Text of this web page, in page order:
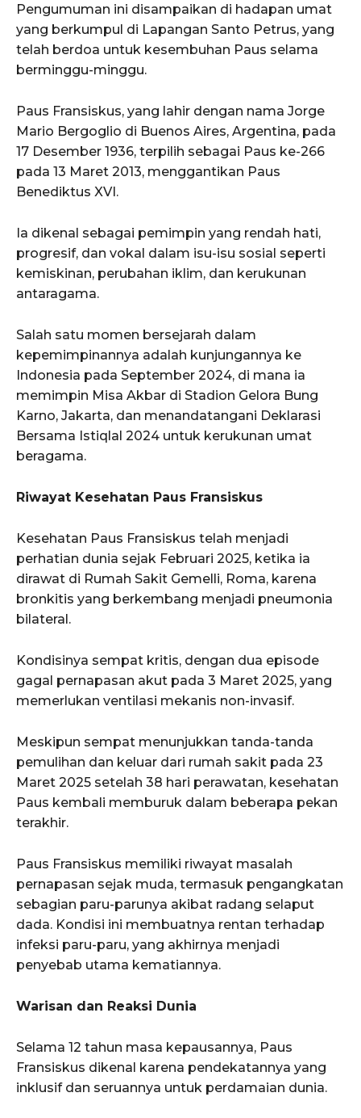
Pengumuman ini disampaikan di hadapan umat
yang berkumpul di Lapangan Santo Petrus, yang
telah berdoa untuk kesembuhan Paus selama
berminggu-minggu.
Paus Fransiskus, yang lahir dengan nama Jorge
Mario Bergoglio di Buenos Aires, Argentina, pada
17 Desember 1936, terpilih sebagai Paus ke-266
pada 13 Maret 2013, menggantikan Paus
Benediktus XVI.
Ia dikenal sebagai pemimpin yang rendah hati,
progresif, dan vokal dalam isu-isu sosial seperti
kemiskinan, perubahan iklim, dan kerukunan
antaragama.
Salah satu momen bersejarah dalam
kepemimpinannya adalah kunjungannya ke
Indonesia pada September 2024, di mana ia
memimpin Misa Akbar di Stadion Gelora Bung
Karno, Jakarta, dan menandatangani Deklarasi
Bersama Istiqlal 2024 untuk kerukunan umat
beragama.
Riwayat Kesehatan Paus Fransiskus
Kesehatan Paus Fransiskus telah menjadi
perhatian dunia sejak Februari 2025, ketika ia
dirawat di Rumah Sakit Gemelli, Roma, karena
bronkitis yang berkembang menjadi pneumonia
bilateral.
Kondisinya sempat kritis, dengan dua episode
gagal pernapasan akut pada 3 Maret 2025, yang
memerlukan ventilasi mekanis non-invasif.
Meskipun sempat menunjukkan tanda-tanda
pemulihan dan keluar dari rumah sakit pada 23
Maret 2025 setelah 38 hari perawatan, kesehatan
Paus kembali memburuk dalam beberapa pekan
terakhir.
Paus Fransiskus memiliki riwayat masalah
pernapasan sejak muda, termasuk pengangkatan
sebagian paru-parunya akibat radang selaput
dada. Kondisi ini membuatnya rentan terhadap
infeksi paru-paru, yang akhirnya menjadi
penyebab utama kematiannya.
Warisan dan Reaksi Dunia
Selama 12 tahun masa kepausannya, Paus
Fransiskus dikenal karena pendekatannya yang
inklusif dan seruannya untuk perdamaian dunia.